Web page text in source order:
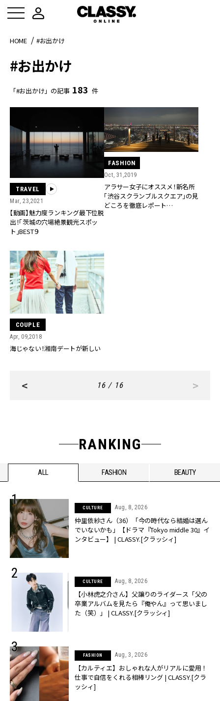
HOME #お出かけ
#お出かけ
「#お出かけ」の記事 183 件
TRAVEL
Mar, 23,2021
【動画】魅力度ランキング最下位脱
出！「茨城の穴場絶景観光スポッ
ト」BEST９
FASHION
Oct, 31,2019
アラサー女子にオススメ！新名所
「渋谷スクランブルスクエア」の見
どころを徹底レポート
COUPLE
Apr, 09,2018
海じゃない！湘南デートが新しい
< 16 / 16 >
RANKING
ALL FASHION BEAUTY
CULTURE Aug, 8, 2026
仲里依紗さん（36）「今の時代なら結婚は選ん
でいないかも」【ドラマ『Tokyo middle 30』イ
ンタビュー】 | CLASSY.[クラッシィ]
CULTURE Aug, 8, 2026
【小林虎之介さん】父譲りのライダース「父の
卒業アルバムを見たら『俺やん』って思いまし
た（笑）」 | CLASSY.[クラッシィ]
FASHION Aug, 3, 2026
【カルティエ】おしゃれな人がリアルに愛用！
仕事で自信をくれる相棒リング | CLASSY.[クラ
ッシィ]